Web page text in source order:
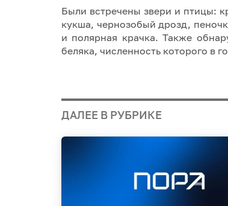
Были встречены звери и птицы:
кукша, чернозобый дрозд,
и полярная крачка. Также
беляка, численность которого в
ДАЛЕЕ В РУБРИКЕ